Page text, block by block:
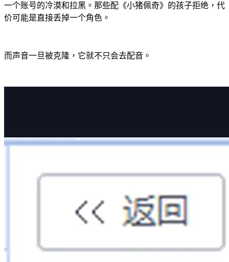
一个账号的冷漠和拉黑。那些配《小猪佩奇》的孩子拒绝，代
价可能是直接丢掉一个角色。
而声音一旦被克隆，它就不只会去配音。